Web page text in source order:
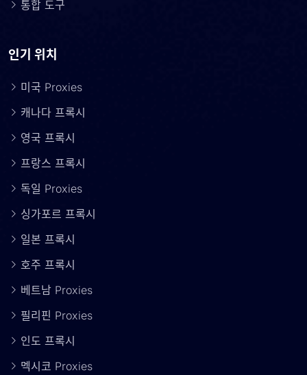
통합 도구
인기 위치
미국 Proxies
캐나다 프록시
영국 프록시
프랑스 프록시
독일 Proxies
싱가포르 프록시
일본 프록시
호주 프록시
베트남 Proxies
필리핀 Proxies
인도 프록시
멕시코 Proxies